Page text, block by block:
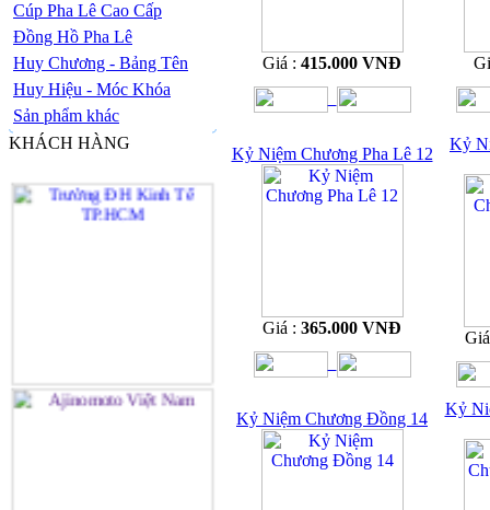
Cúp Pha Lê Cao Cấp
Đồng Hồ Pha Lê
Huy Chương - Bảng Tên
Huy Hiệu - Móc Khóa
Sản phẩm khác
KHÁCH HÀNG
Giá : 415.000 VNĐ
Kỷ Niệm Chương Pha Lê 12
Giá : 365.000 VNĐ
Kỷ
Kỷ Niệm Chương Đồng 14
Kỷ